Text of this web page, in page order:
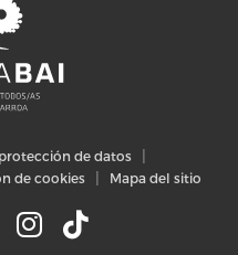
de datos
de cookies Mapa del sitio